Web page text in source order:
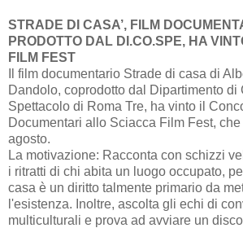
STRADE DI CASA’, FILM
PRODOTTO DAL DI.CO.SPE, HA
FILM FEST
Il film documentario Strade di casa di
Dandolo, coprodotto dal Dipartimento di
Spettacolo di Roma Tre, ha vinto il
Documentari allo Sciacca Film Fest,
agosto.
La motivazione: Racconta con schizzi
i ritratti di chi abita un luogo occupato,
casa è un diritto talmente primario da
l'esistenza. Inoltre, ascolta gli echi di
multiculturali e prova ad avviare un